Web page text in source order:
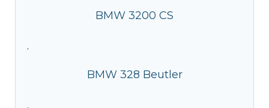
BMW 3200 CS
·
BMW 328 Beutler